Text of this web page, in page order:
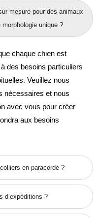
mesure pour des animaux
unique ?
chaque chien est
des besoins particuliers
Veuillez nous
nécessaires et nous
avec vous pour créer
aux besoins
en paracorde ?
d’expéditions ?